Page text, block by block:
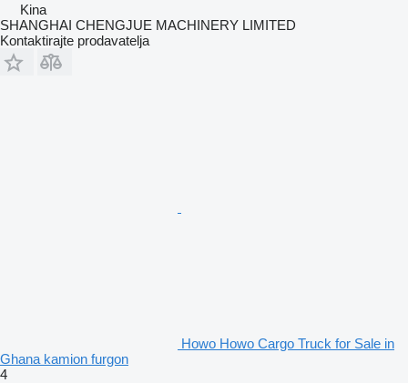
Kina
SHANGHAI CHENGJUE MACHINERY LIMITED
Kontaktirajte prodavatelja
Howo Howo Cargo Truck for Sale in
Ghana kamion furgon
4